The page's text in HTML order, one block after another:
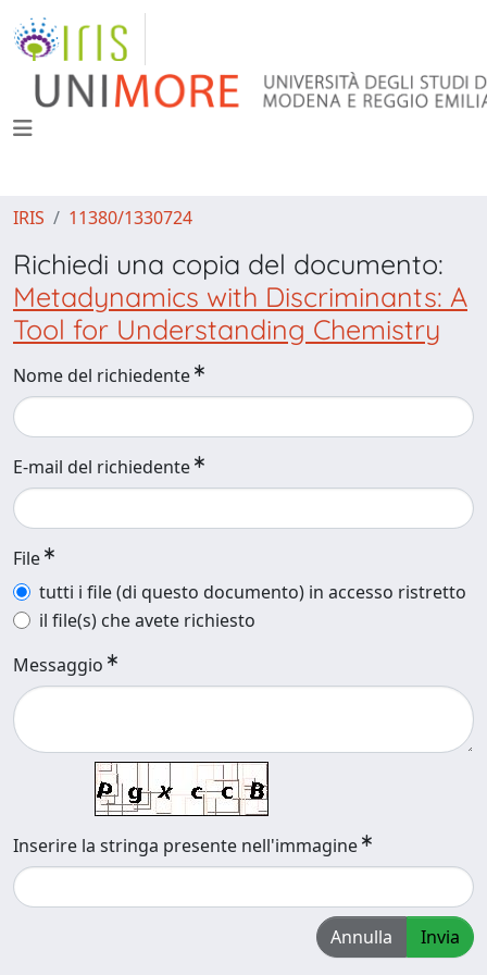
IRIS 11380/1330724
Richiedi una copia del documento:
Metadynamics with Discriminants: A
Tool for Understanding Chemistry
Nome del richiedente
E-mail del richiedente
File
tutti i file (di questo documento) in accesso ristretto
il file(s) che avete richiesto
Messaggio
Inserire la stringa presente nell'immagine
Annulla Invia